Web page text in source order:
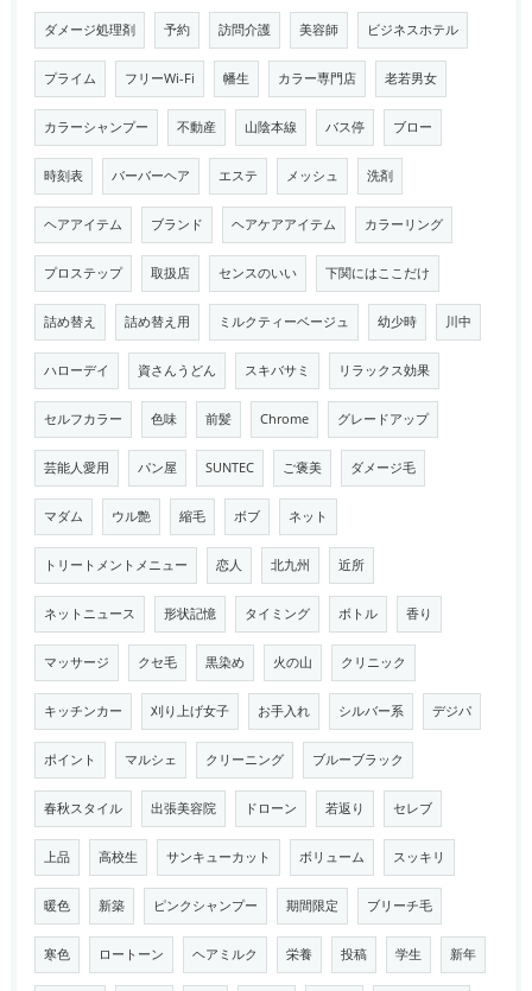
ダメージ処理剤 予約 訪問介護 美容師 ビジネスホテル
プライム フリーWi-Fi 幡生 カラー専門店 老若男女
カラーシャンプー 不動産 山陰本線 バス停 ブロー
時刻表 バーバーヘア エステ メッシュ 洗剤
ヘアアイテム ブランド ヘアケアアイテム カラーリング
プロステップ 取扱店 センスのいい 下関にはここだけ
詰め替え 詰め替え用 ミルクティーベージュ 幼少時 川中
ハローデイ 資さんうどん スキバサミ リラックス効果
セルフカラー 色味 前髪 Chrome グレードアップ
芸能人愛用 パン屋 SUNTEC ご褒美 ダメージ毛
マダム ウル艶 縮毛 ボブ ネット
トリートメントメニュー 恋人 北九州 近所
ネットニュース 形状記憶 タイミング ボトル 香り
マッサージ クセ毛 黒染め 火の山 クリニック
キッチンカー 刈り上げ女子 お手入れ シルバー系 デジパ
ポイント マルシェ クリーニング ブルーブラック
春秋スタイル 出張美容院 ドローン 若返り セレブ
上品 高校生 サンキューカット ボリューム スッキリ
暖色 新築 ピンクシャンプー 期間限定 ブリーチ毛
寒色 ロートーン ヘアミルク 栄養 投稿 学生 新年